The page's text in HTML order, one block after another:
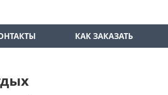
КАК ЗАКАЗАТЬ